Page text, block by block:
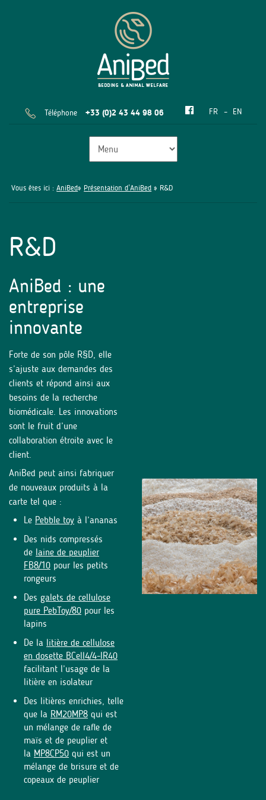
Téléphone +33 (0)2 43 44 98 06 FR EN
Vous êtes ici : AniBed» Présentation d’AniBed » R&D
R&D
AniBed : une
entreprise
innovante
Forte de son pôle R§D, elle
s’ajuste aux demandes des
clients et répond ainsi aux
besoins de la recherche
biomédicale. Les innovations
sont le fruit d’une
collaboration étroite avec le
client.
AniBed peut ainsi fabriquer
de nouveaux produits à la
carte tel que :
Le Pebble toy à l’ananas
Des nids compressés
de laine de peuplier
FB8/10 pour les petits
rongeurs
Des galets de cellulose
pure PebToy/80 pour les
lapins
De la litière de cellulose
en dosette BCell4/4-IR40
facilitant l’usage de la
litière en isolateur
Des litières enrichies, telle
que la RM20MP8 qui est
un mélange de rafle de
maïs et de peuplier et
la MP8CP50 qui est un
mélange de brisure et de
copeaux de peuplier